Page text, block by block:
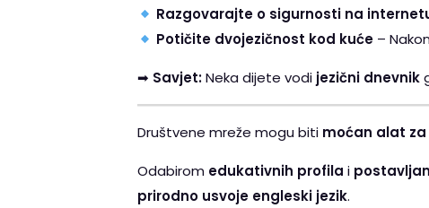
Razgovarajte o sigurnosti na
Potičite dvojezičnost kod kuće–
➡ Savjet:Neka dijete vodi jezični dnevnik
Društvene mreže mogu biti moćan alat
Odabirom edukativnih profila i
prirodno usvoje engleski jezik.